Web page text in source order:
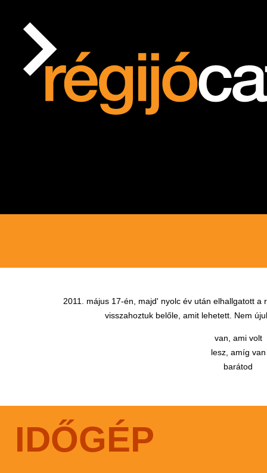
2011. május 17-én, majd' nyolc év után elhallgatott
visszahoztuk belőle, amit lehetett. Nem
van, ami volt
lesz, amíg van
barátod
IDŐGÉP